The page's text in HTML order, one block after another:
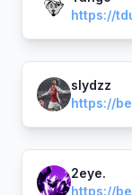
https://
slydzz
https://
2eye.
https://